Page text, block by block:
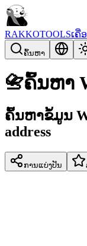
RAKKOTOOLSເຄື່
ຄົ້ນຫາ
📇ຄົ້ນຫາ
ຄົ້ນຫາຂໍ້ມູນ
address
ການແບ່ງປັນ